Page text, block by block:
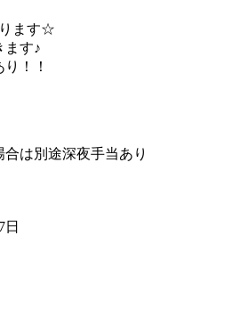
ます☆
ます♪
！！
は別途深夜手当あり